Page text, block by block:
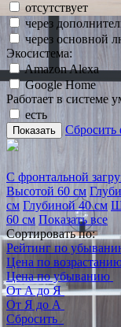
отсутствует
через
через основной
Экосистема:
Amazon Alexa
Google Home
Работает в системе
есть
Показать Сбросить
С фронтальной
Высотой 60 см
см Глубиной 40 см
60 см Показать все
Сортировать по:
Рейтинг по
Цена по
Цена по убыванию
От А до Я
От Я до А
Сбросить